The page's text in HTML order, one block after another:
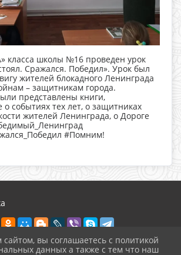
класса школы №16 проведен урок
Сражался. Победил». Урок был
жителей блокадного Ленинграда
– защитникам города.
представлены книги,
событиях тех лет, о защитниках
жителей Ленинграда, о Дороге
#Помним!
вы соглашаетесь с политикой
данных а также с тем что наш